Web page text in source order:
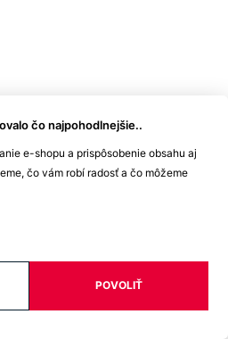
čo najpohodlnejšie..
e-shopu a prispôsobenie obsahu aj
čo vám robí radosť a čo môžeme
POVOLIŤ